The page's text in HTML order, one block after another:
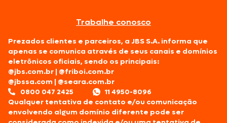
Trabalhe conosco
Prezados clientes e parceiros, a JBS S.A. informa que
apenas se comunica através de seus canais e domínios
eletrônicos oficiais, sendo os principais:
@jbs.com.br |@friboi.com.br
@jbssa.com |@seara.com.br
0800 047 2425
11 4950-8096
Qualquer tentativa de contato e/ou comunicação
envolvendo algum domínio diferente pode ser